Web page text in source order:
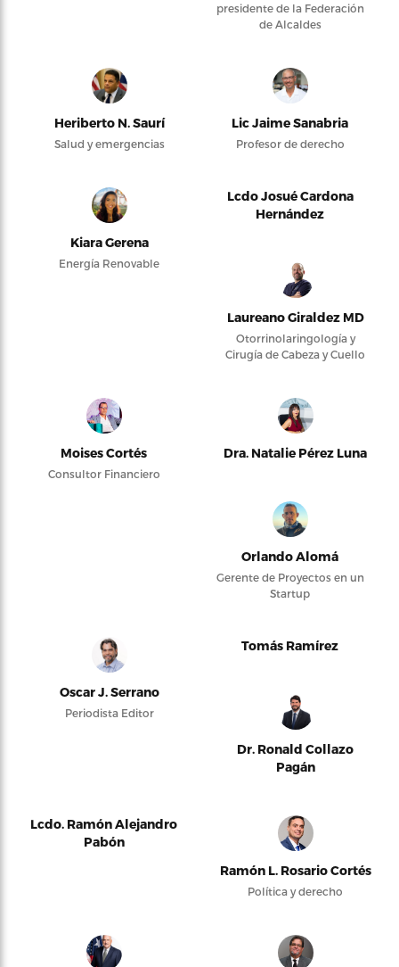
presidente de la Federación
de Alcaldes
Heriberto N. Saurí
Salud y emergencias
Lic Jaime Sanabria
Profesor de derecho
Kiara Gerena
Energía Renovable
Lcdo Josué Cardona
Hernández
Laureano Giraldez MD
Otorrinolaringología y
Cirugía de Cabeza y Cuello
Moises Cortés
Consultor Financiero
Dra. Natalie Pérez Luna
Orlando Alomá
Gerente de Proyectos en un
Startup
Oscar J. Serrano
Periodista Editor
Tomás Ramírez
Dr. Ronald Collazo
Pagán
Lcdo. Ramón Alejandro
Pabón
Ramón L. Rosario Cortés
Política y derecho